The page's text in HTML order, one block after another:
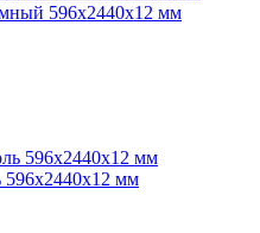
596х2440х12 мм
596х2440х12 мм